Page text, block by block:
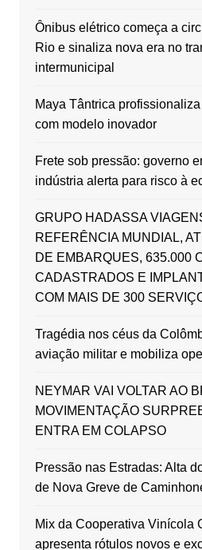
Ônibus elétrico começa a
Rio e sinaliza nova era no
intermunicipal
Maya Tântrica
com modelo inovador
Frete sob pressão: governo
indústria alerta para risco à
GRUPO HADASSA
REFERÊNCIA MUNDIAL,
DE EMBARQUES, 635.000
CADASTRADOS E
COM MAIS DE 300
Tragédia nos céus da
aviação militar e mobiliza
NEYMAR VAI VOLTAR AO
MOVIMENTAÇÃO
ENTRA EM COLAPSO
Pressão nas Estradas: Alta
de Nova Greve de
Mix da Cooperativa Vinícola
apresenta rótulos novos e